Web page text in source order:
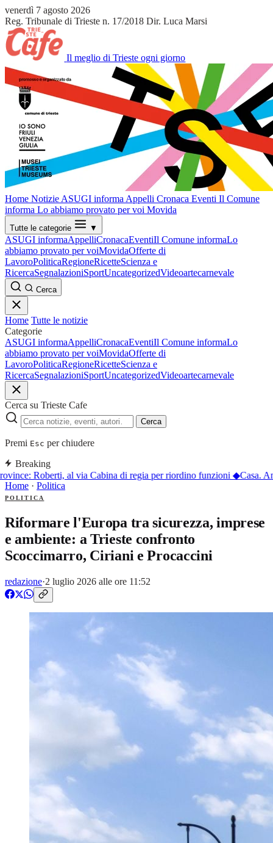
venerdì 7 agosto 2026
Reg. Tribunale di Trieste n. 17/2018 Dir. Luca Marsi
Il meglio di Trieste ogni giorno
Home Notizie ASUGI informa Appelli Cronaca Eventi Il Comune
informa Lo abbiamo provato per voi Movida
Tutte le categorie ▼
ASUGI informaAppelliCronacaEventiIl Comune informaLo
abbiamo provato per voiMovidaOfferte di
LavoroPoliticaRegioneRicetteScienza e
RicercaSegnalazioniSportUncategorizedVideoartecarnevale
Cerca
Home Tutte le notizie
Categorie
ASUGI informaAppelliCronacaEventiIl Comune informaLo
abbiamo provato per voiMovidaOfferte di
LavoroPoliticaRegioneRicetteScienza e
RicercaSegnalazioniSportUncategorizedVideoartecarnevale
Cerca su Trieste Cafe
Cerca
Premi Esc per chiudere
Breaking
Roberti, al via Cabina di regia per riordino funzioni ◆Casa.
Home · Politica
POLITICA
Riformare l'Europa tra sicurezza, imprese
e ambiente: a Trieste confronto
Scoccimarro, Ciriani e Procaccini
redazione·2 luglio 2026 alle ore 11:52